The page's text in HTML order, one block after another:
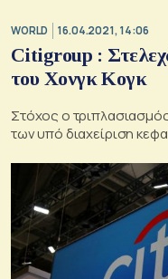
WORLD 16.04.2021, 14:06
Citigroup :
του Χονγκ Κογκ
Στόχος ο
των υπό διαχείριση